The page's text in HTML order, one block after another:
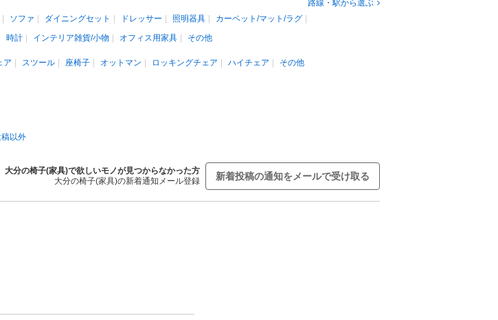
路線・駅から選ぶ
ソファ ダイニングセット ドレッサー 照明器具
カーペット/マット/ラグ
時計 インテリア雑貨/小物 オフィス用家具 その他
ア スツール 座椅子 オットマン ロッキングチェア ハイチェア その他
以外
大分の椅子(家具)で欲しいモノが見つからなかった方
大分の椅子(家具)の新着通知メール登録
新着投稿の通知をメールで受け取る